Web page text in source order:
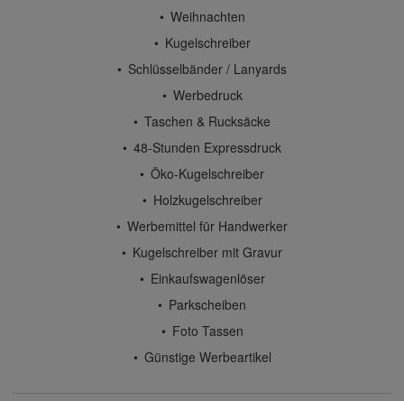
Weihnachten
Kugelschreiber
Schlüsselbänder / Lanyards
Werbedruck
Taschen & Rucksäcke
48-Stunden Expressdruck
Öko-Kugelschreiber
Holzkugelschreiber
Werbemittel für Handwerker
Kugelschreiber mit Gravur
Einkaufswagenlöser
Parkscheiben
Foto Tassen
Günstige Werbeartikel